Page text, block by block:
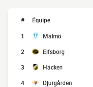
# Équipe
1 Malmö
2 Elfsborg
3 Häcken
4 Djurgården